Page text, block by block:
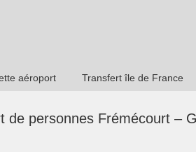
aéroport Transfert île de France
de personnes Frémécourt –